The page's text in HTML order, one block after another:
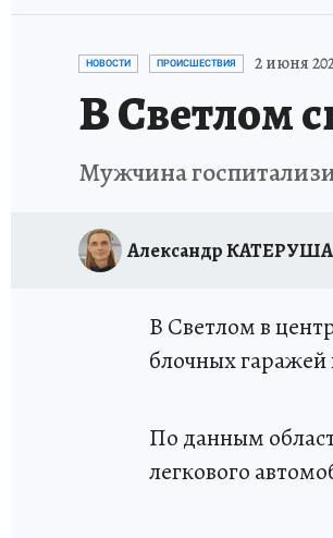
НОВОСТИ ПРОИСШЕСТВИЯ 2 июня
В Светлом
Мужчина
Александр КАТЕРУША
В Светлом в
блочных гаражей
По данным
легкового